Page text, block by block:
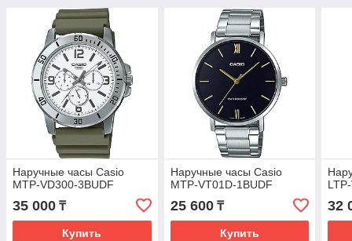
Наручные часы Casio
MTP-VD300-3BUDF
35 000 ₸
Купить
Наручные часы Casio
MTP-VT01D-1BUDF
25 600₸
Купить
32